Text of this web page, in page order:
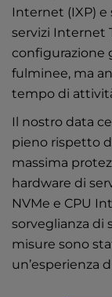
Internet (IXP)
servizi Internet
configurazione
fulminee, ma
tempo di
Il nostro data
pieno rispetto
massima
hardware di
NVMe e CPU
sorveglianza di
misure sono
un’esperienza